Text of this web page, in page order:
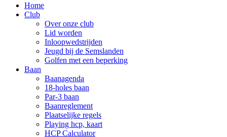
Home
Club
Over onze club
Lid worden
Inloopwedstrijden
Jeugd bij de Semslanden
Golfen met een beperking
Baan
Baanagenda
18-holes baan
Par-3 baan
Baanreglement
Plaatselijke regels
Playing hcp, kaart
HCP Calculator